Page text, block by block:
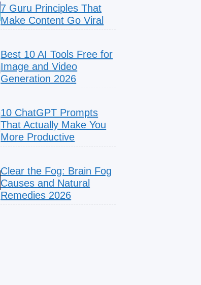
7 Guru Principles That
Make Content Go Viral
Best 10 AI Tools Free for
Image and Video
Generation 2026
10 ChatGPT Prompts
That Actually Make You
More Productive
Clear the Fog: Brain Fog
Causes and Natural
Remedies 2026